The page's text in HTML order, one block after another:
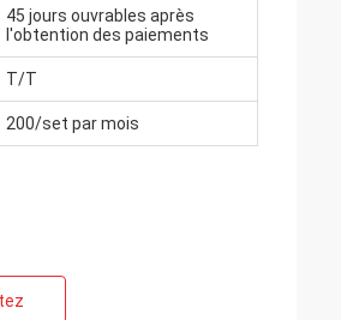
45 jours ouvrables après
l'obtention des paiements
T/T
200/set par mois